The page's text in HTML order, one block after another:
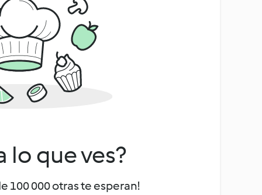
lo que ves?
100 000 otras te esperan!